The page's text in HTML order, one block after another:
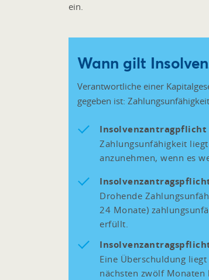
ein.
Wann gilt
Verantwortliche einer
gegeben ist:
Zahlungsunfähigkeit
anzunehmen, wenn es
Drohende
24 Monate)
erfüllt.
Eine Überschuldung
nächsten zwölf Monaten